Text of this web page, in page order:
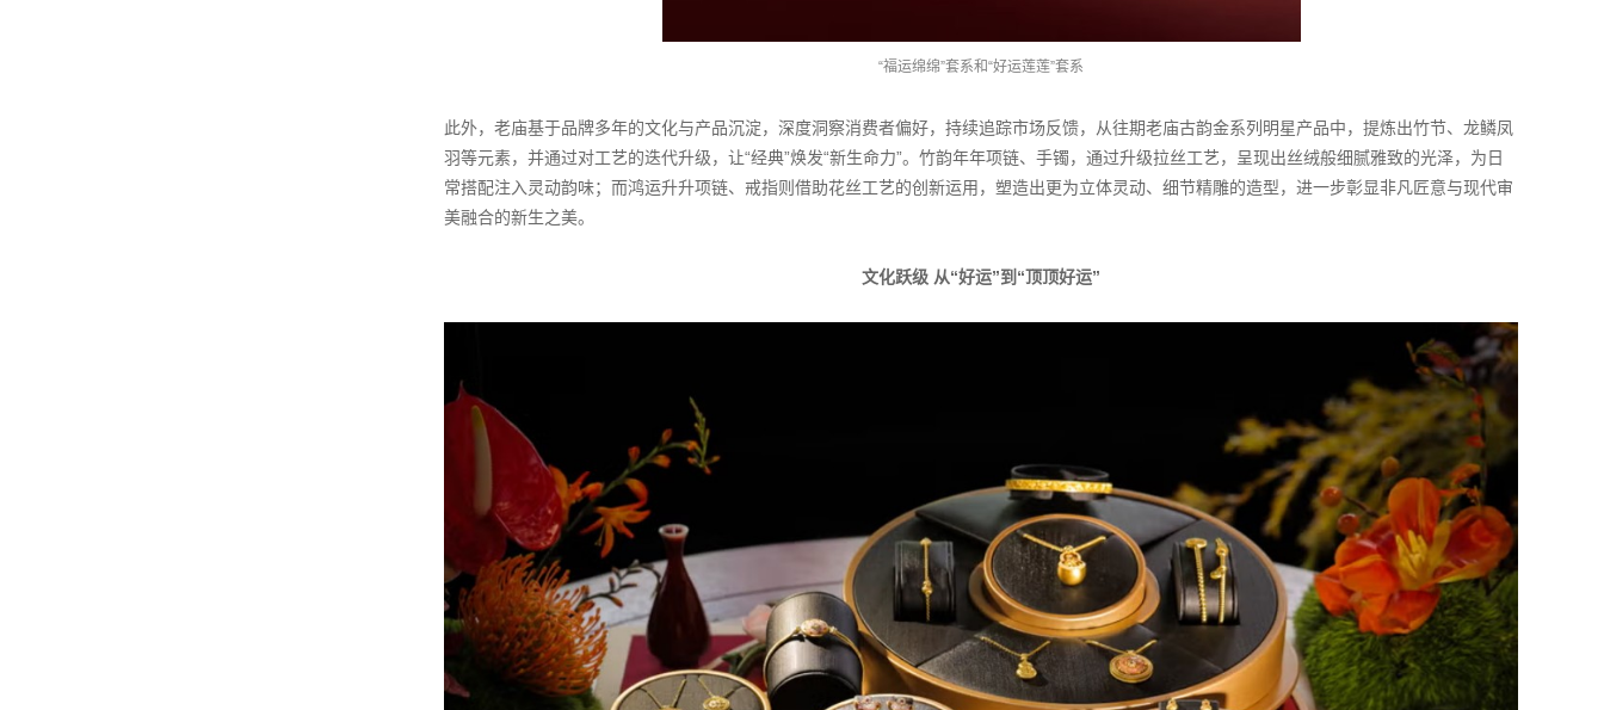
“福运绵绵”套系和“好运莲莲”套系
此外，老庙基于品牌多年的文化与产品沉淀，深度洞察消费者偏好，持续追踪市场反馈，从往期老庙古韵金系列明星产品中，提炼出竹节、龙鳞凤
羽等元素，并通过对工艺的迭代升级，让“经典”焕发“新生命力”。竹韵年年项链、手镯，通过升级拉丝工艺，呈现出丝绒般细腻雅致的光泽，为日
常搭配注入灵动韵味；而鸿运升升项链、戒指则借助花丝工艺的创新运用，塑造出更为立体灵动、细节精雕的造型，进一步彰显非凡匠意与现代审
美融合的新生之美。
文化跃级 从“好运”到“顶顶好运”